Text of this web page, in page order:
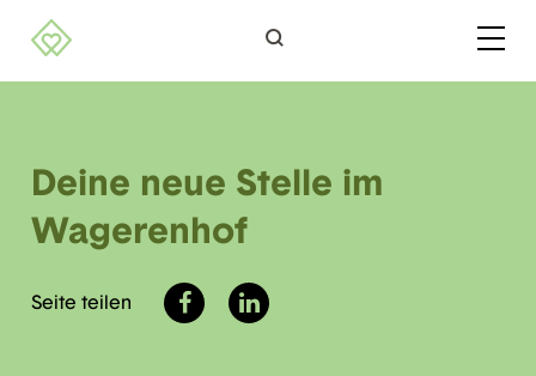
beachten
Seite
Zugänglichkeitssystem
verwendet.
Deine neue Stelle im
Wagerenhof
Seite teilen